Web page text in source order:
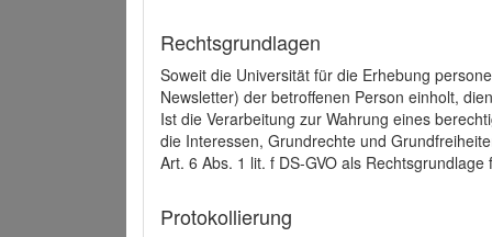
Rechtsgrundlagen
Soweit die Universität für die Erhebung
Newsletter) der betroffenen Person einholt,
Ist die Verarbeitung zur Wahrung eines
die Interessen, Grundrechte und
Art. 6 Abs. 1 lit. f DS-GVO als
Protokollierung